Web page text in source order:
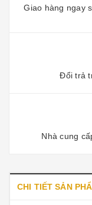
Giao hàng ngay
Đổi trả
Nhà cung
CHI TIẾT SẢN